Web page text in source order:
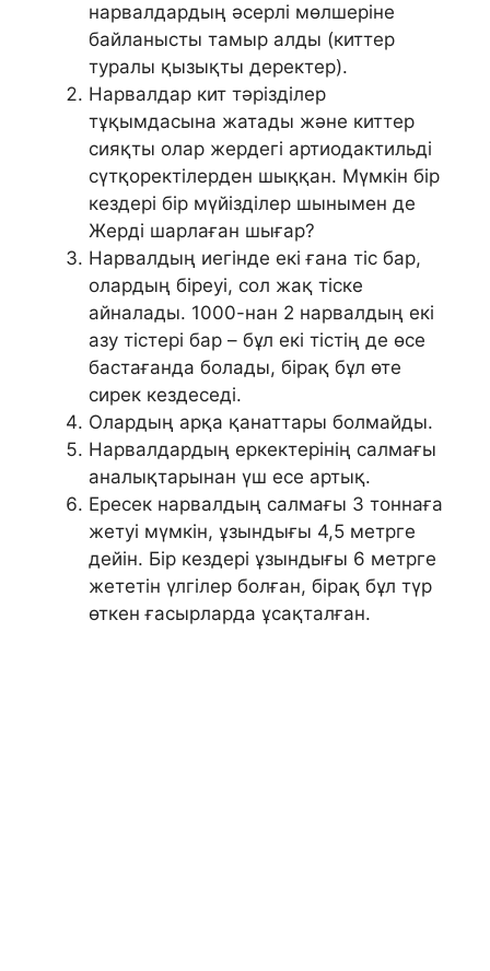
нарвалдардың әсерлі мөлшеріне
байланысты тамыр алды (киттер
туралы қызықты деректер).
Нарвалдар кит тәрізділер
тұқымдасына жатады және киттер
сияқты олар жердегі артиодактильді
сүтқоректілерден шыққан. Мүмкін бір
кездері бір мүйізділер шынымен де
Жерді шарлаған шығар?
Нарвалдың иегінде екі ғана тіс бар,
олардың біреуі, сол жақ тіске
айналады. 1000-нан 2 нарвалдың екі
азу тістері бар – бұл екі тістің де өсе
бастағанда болады, бірақ бұл өте
сирек кездеседі.
Олардың арқа қанаттары болмайды.
Нарвалдардың еркектерінің салмағы
аналықтарынан үш есе артық.
Ересек нарвалдың салмағы 3 тоннаға
жетуі мүмкін, ұзындығы 4,5 метрге
дейін. Бір кездері ұзындығы 6 метрге
жететін үлгілер болған, бірақ бұл түр
өткен ғасырларда ұсақталған.